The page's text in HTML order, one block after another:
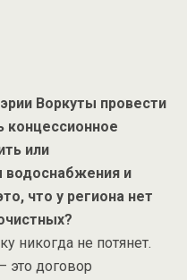
Воркуты провести
концессионное
или
водоснабжения и
что у региона нет
никогда не потянет.
это договор